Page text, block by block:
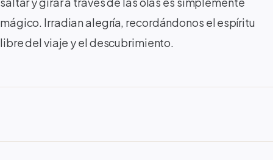
mágico. Irradian alegría, recordándonos el espíritu
libre del viaje y el descubrimiento.